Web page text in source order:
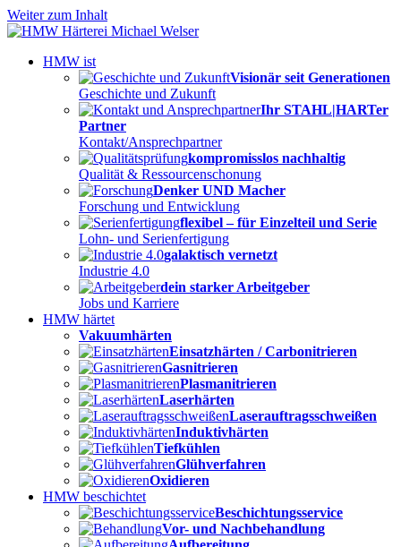
Weiter zum Inhalt
HMW ist
Visionär seit Generationen
Geschichte und Zukunft
Ihr STAHL|HARTer
Partner
Kontakt/Ansprechpartner
kompromisslos nachhaltig
Qualität & Ressourcenschonung
Denker UND Macher
Forschung und Entwicklung
flexibel – für Einzelteil und Serie
Lohn- und Serienfertigung
galaktisch vernetzt
Industrie 4.0
dein starker Arbeitgeber
Jobs und Karriere
HMW härtet
Vakuumhärten
Einsatzhärten / Carbonitrieren
Gasnitrieren
Plasmanitrieren
Laserhärten
Laserauftragsschweißen
Induktivhärten
Tiefkühlen
Glühverfahren
Oxidieren
HMW beschichtet
Beschichtungsservice
Vor- und Nachbehandlung